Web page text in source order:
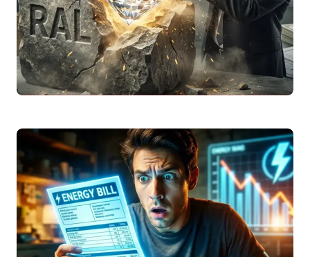
Valori da 15.000 a 70.000 Euro
Scopri la tabella completa dellostipendio
netto2026 da lordo (RAL). Confronto
settore privato e pubblico, calcolo IRPEFe
simulatore…
Leggi articolo